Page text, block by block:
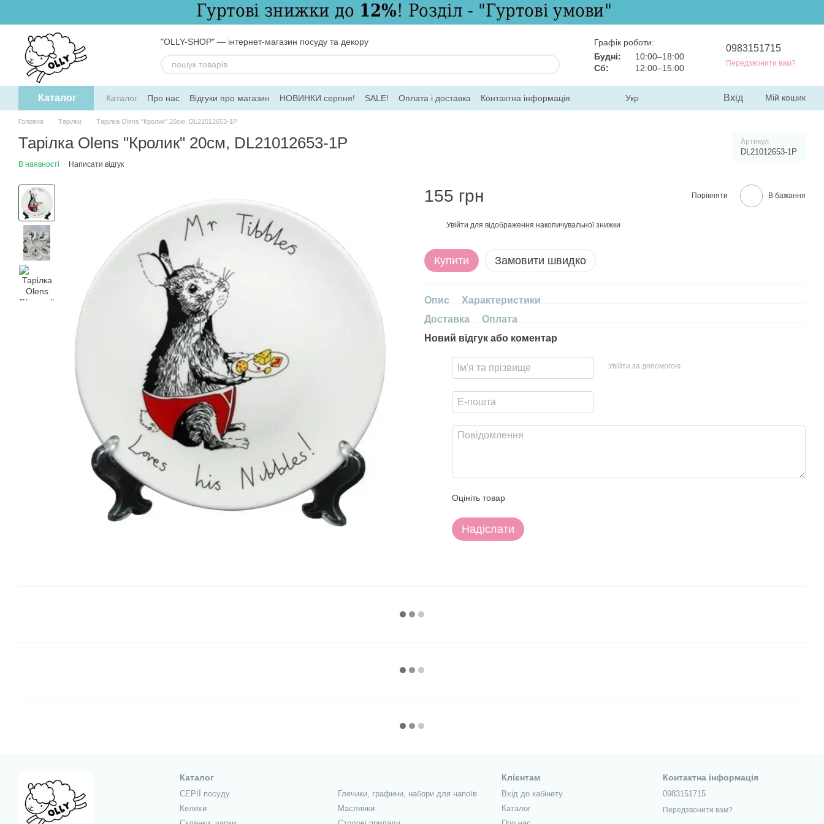
"OLLY-SHOP" — інтернет-магазин посуду та декору
Графік роботи:
Будні:
10:00–18:00
Сб:
12:00–15:00
0983151715
Передзвонити вам?
Каталог Каталог Про нас Відгуки про магазин НОВИНКИ серпня! SALE! Оплата і доставка
Контактна інформація
Обмін та повернення
Угода користувача Договір ПО Для гуртових замовлень
Укр Вхід Мій кошик
Головна Тарілки Тарілка Olens "Кролик" 20см, DL21012653-1P
Тарілка Olens "Кролик" 20см, DL21012653-1P Артикул
DL21012653-1P
В наявності Написати відгук
155 грн Порівняти В бажання
Увійти для відображення накопичувальної знижки
Купити Замовити швидко
Опис
Характеристики
Доставка
Оплата
Новий відгук або коментар
Увійти за допомогою
Оцініть товар
Надіслати
Каталог
СЕРІЇ посуду
Келихи
Глечики, графини, набори для напоїв
Маслянки
Клієнтам
Вхід до кабінету
Каталог
Контактна інформація
0983151715
Передзвонити вам?